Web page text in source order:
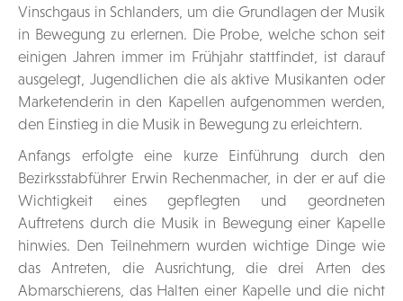
Vinschgaus in Schlanders, um die Grundlagen der Musik
in Bewegung zu erlernen. Die Probe, welche schon seit
einigen Jahren immer im Frühjahr stattfindet, ist darauf
ausgelegt, Jugendlichen die als aktive Musikanten oder
Marketenderin in den Kapellen aufgenommen werden,
den Einstieg in die Musik in Bewegung zu erleichtern.
Anfangs erfolgte eine kurze Einführung durch den
Bezirksstabführer Erwin Rechenmacher, in der er auf die
Wichtigkeit eines gepflegten und geordneten
Auftretens durch die Musik in Bewegung einer Kapelle
hinwies. Den Teilnehmern wurden wichtige Dinge wie
das Antreten, die Ausrichtung, die drei Arten des
Abmarschierens, das Halten einer Kapelle und die nicht